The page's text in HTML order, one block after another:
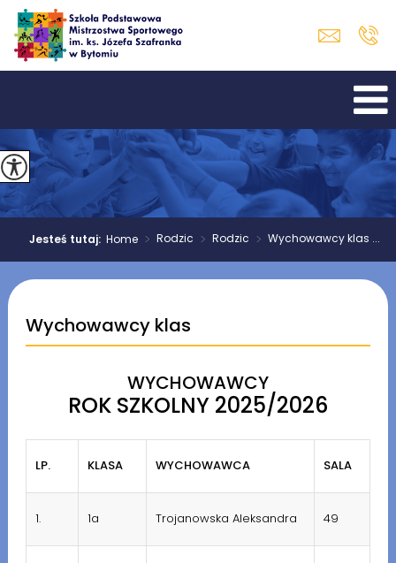
Jesteś tutaj:Home > Rodzic > Rodzic > Wychowawcy klas ...
Wychowawcy klas
WYCHOWAWCY
ROK SZKOLNY 2025/2026
LP. KLASA WYCHOWAWCA SALA
1. 1a Trojanowska Aleksandra 49